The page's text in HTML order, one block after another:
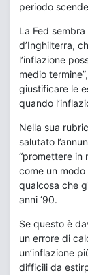
periodo
La Fed
d’Inghilterra,
l’inflazione
medio
giustificare le
quando
Nella sua
salutato
“promettere in
come un
qualcosa che
anni ‘90.
Se questo è
un errore di
un’inflazione
difficili da